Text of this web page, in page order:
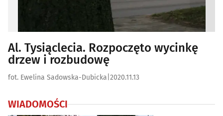
Al. Tysiąclecia. Rozpoczęto wycinkę
drzew i rozbudowę
fot. Ewelina Sadowska-Dubicka 2020.11.13
WIADOMOŚCI